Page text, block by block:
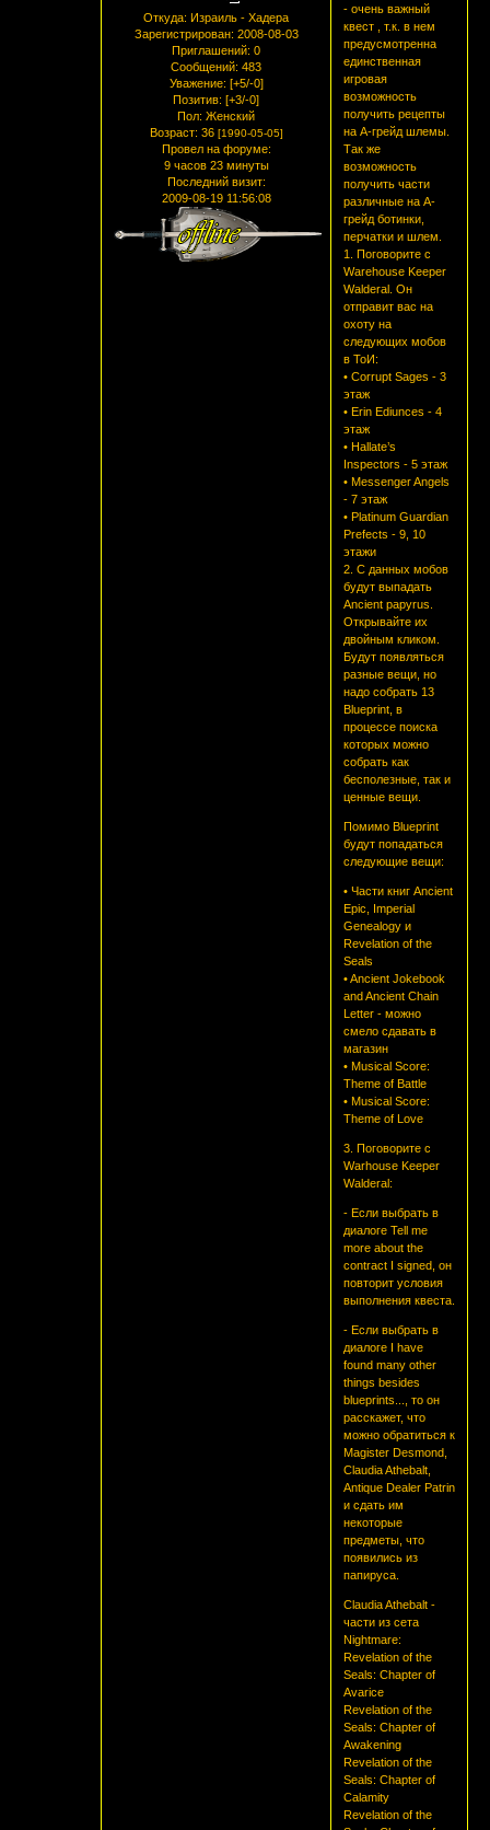
Откуда: Израиль - Хадера
Зарегистрирован: 2008-08-03
Приглашений: 0
Сообщений: 483
Уважение: [+5/-0]
Позитив: [+3/-0]
Пол: Женский
Возраст: 36 [1990-05-05]
Провел на форуме:
9 часов 23 минуты
Последний визит:
2009-08-19 11:56:08
- очень важный
квест , т.к. в нем
предусмотренна
единственная
игровая
возможность
получить рецепты
на А-грейд шлемы.
Так же
возможность
получить части
различные на А-
грейд ботинки,
перчатки и шлем.
1. Поговорите с
Warehouse Keeper
Walderal. Он
отправит вас на
охоту на
следующих мобов
в ТоИ:
• Corrupt Sages - 3
этаж
• Erin Ediunces - 4
этаж
• Hallate’s
Inspectors - 5 этаж
• Messenger Angels
- 7 этаж
• Platinum Guardian
Prefects - 9, 10
этажи
2. С данных мобов
будут выпадать
Ancient papyrus.
Открывайте их
двойным кликом.
Будут появляться
разные вещи, но
надо собрать 13
Blueprint, в
процессе поиска
которых можно
собрать как
бесполезные, так и
ценные вещи.
Помимо Blueprint
будут попадаться
следующие вещи:
• Части книг Ancient
Epic, Imperial
Genealogy и
Revelation of the
Seals
• Ancient Jokebook
and Ancient Chain
Letter - можно
смело сдавать в
магазин
• Musical Score:
Theme of Battle
• Musical Score:
Theme of Love
3. Поговорите с
Warhouse Keeper
Walderal:
- Если выбрать в
диалоге Tell me
more about the
contract I signed, он
повторит условия
выполнения квеста.
- Если выбрать в
диалоге I have
found many other
things besides
blueprints..., то он
расскажет, что
можно обратиться к
Magister Desmond,
Claudia Athebalt,
Antique Dealer Patrin
и сдать им
некоторые
предметы, что
появились из
папируса.
Claudia Athebalt -
части из сета
Nightmare:
Revelation of the
Seals: Chapter of
Avarice
Revelation of the
Seals: Chapter of
Awakening
Revelation of the
Seals: Chapter of
Calamity
Revelation of the